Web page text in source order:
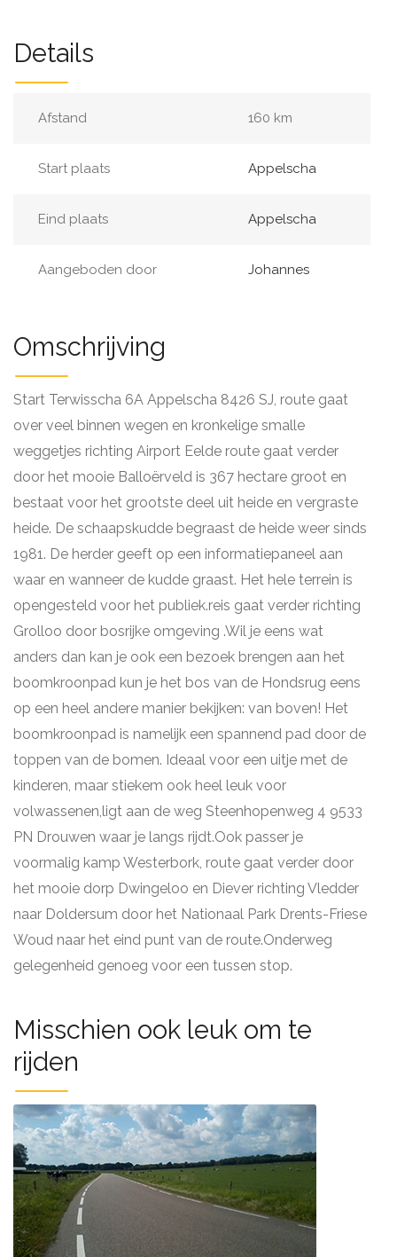
Details
Afstand 160 km
Start plaats Appelscha
Eind plaats Appelscha
Aangeboden door Johannes
Omschrijving
Start Terwisscha 6A Appelscha 8426 SJ, route gaat
over veel binnen wegen en kronkelige smalle
weggetjes richting Airport Eelde route gaat verder
door het mooie Balloërveld is 367 hectare groot en
bestaat voor het grootste deel uit heide en vergraste
heide. De schaapskudde begraast de heide weer sinds
1981. De herder geeft op een informatiepaneel aan
waar en wanneer de kudde graast. Het hele terrein is
opengesteld voor het publiek.reis gaat verder richting
Grolloo door bosrijke omgeving .Wil je eens wat
anders dan kan je ook een bezoek brengen aan het
boomkroonpad kun je het bos van de Hondsrug eens
op een heel andere manier bekijken: van boven! Het
boomkroonpad is namelijk een spannend pad door de
toppen van de bomen. Ideaal voor een uitje met de
kinderen, maar stiekem ook heel leuk voor
volwassenen,ligt aan de weg Steenhopenweg 4 9533
PN Drouwen waar je langs rijdt.Ook passer je
voormalig kamp Westerbork, route gaat verder door
het mooie dorp Dwingeloo en Diever richting Vledder
naar Doldersum door het Nationaal Park Drents-Friese
Woud naar het eind punt van de route.Onderweg
gelegenheid genoeg voor een tussen stop.
Misschien ook leuk om te
rijden